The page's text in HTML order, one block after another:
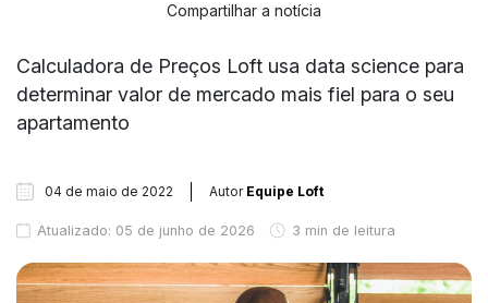
Compartilhar a notícia
Calculadora de Preços Loft usa data science para
determinar valor de mercado mais fiel para o seu
apartamento
04 de maio de 2022 Autor Equipe Loft
Atualizado: 05 de junho de 2026 3 min de leitura